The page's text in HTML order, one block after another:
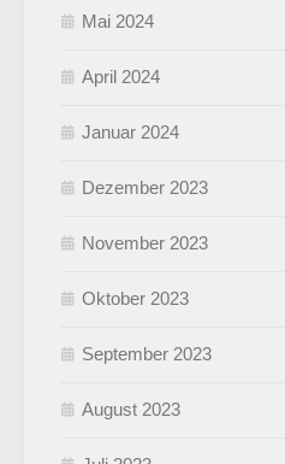
Mai 2024
April 2024
Januar 2024
Dezember 2023
November 2023
Oktober 2023
September 2023
August 2023